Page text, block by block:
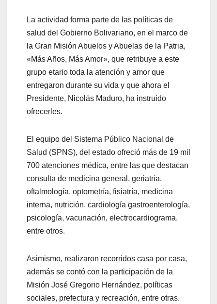
La actividad forma parte de las políticas de
salud del Gobierno Bolivariano, en el marco de
la Gran Misión Abuelos y Abuelas de la Patria,
«Más Años, Más Amor», que retribuye a este
grupo etario toda la atención y amor que
entregaron durante su vida y que ahora el
Presidente, Nicolás Maduro, ha instruido
ofrecerles.
El equipo del Sistema Público Nacional de
Salud (SPNS), del estado ofreció más de 19 mil
700 atenciones médica, entre las que destacan
consulta de medicina general, geriatría,
oftalmología, optometría, fisiatría, medicina
interna, nutrición, cardiología gastroenterología,
psicología, vacunación, electrocardiograma,
entre otros.
Asimismo, realizaron recorridos casa por casa,
además se contó con la participación de la
Misión José Gregorio Hernández, políticas
sociales, prefectura y recreación, entre otras.